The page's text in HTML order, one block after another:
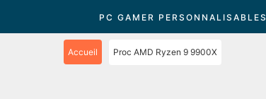
PC GAMER PERSONNALISABLES
Accueil Proc AMD Ryzen 9 9900X